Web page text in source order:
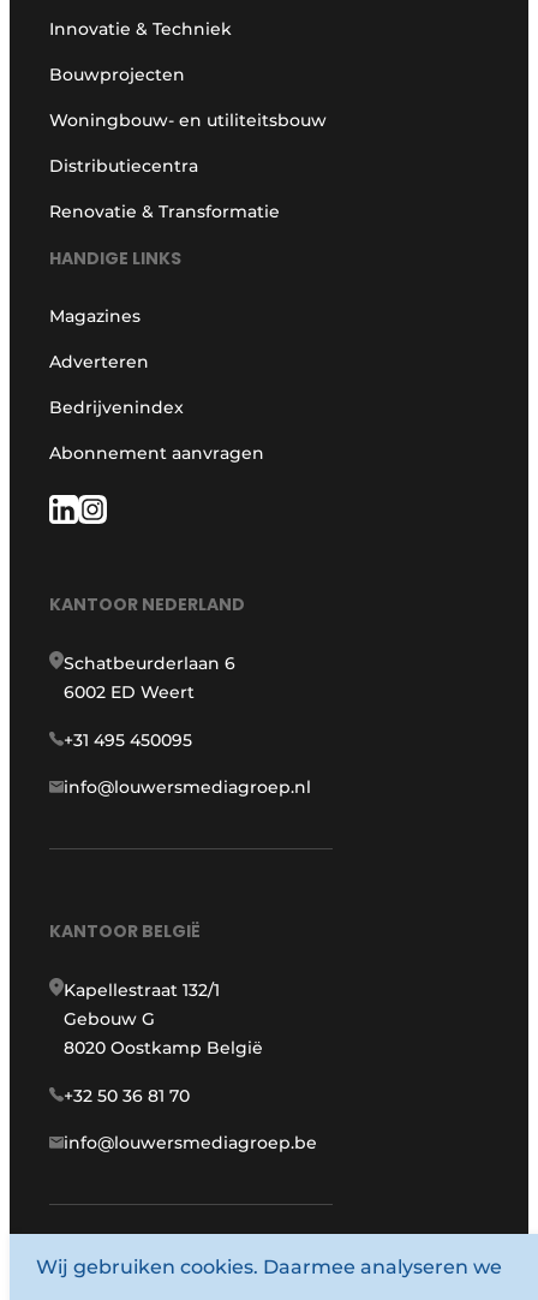
Innovatie & Techniek
Bouwprojecten
Woningbouw- en utiliteitsbouw
Distributiecentra
Renovatie & Transformatie
HANDIGE LINKS
Magazines
Adverteren
Bedrijvenindex
Abonnement aanvragen
KANTOOR NEDERLAND
Schatbeurderlaan 6
6002 ED Weert
+31 495 450095
info@louwersmediagroep.nl
KANTOOR BELGIË
Kapellestraat 132/1
Gebouw G
8020 Oostkamp België
+32 50 36 81 70
info@louwersmediagroep.be
www.louwersmediagroep.com
Wij gebruiken cookies. Daarmee analyseren we